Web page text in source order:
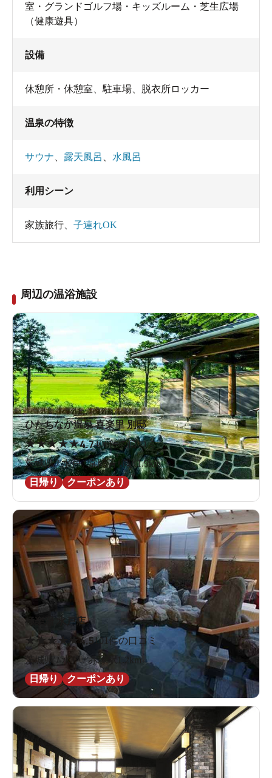
室・グランドゴルフ場・キッズルーム・芝生広場
（健康遊具）
設備
休憩所・休憩室 駐車場 脱衣所ロッカー
温泉の特徴
サウナ 露天風呂 水風呂
利用シーン
家族旅行 子連れOK
周辺の温浴施設
ひたちなか温泉 喜楽里 別邸
★★★★★4.7406件の口コミ
茨城県 / 水戸 / 常陸青柳駅1.9km
日帰り
クーポンあり
極楽湯 水戸店
★★★ ★ ★4.5101件の口コミ
茨城県 / 水戸 / 赤塚駅1.2km
日帰り
クーポンあり